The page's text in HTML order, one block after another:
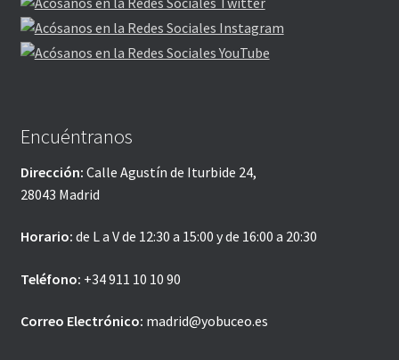
Encuéntranos
Dirección: Calle Agustín de Iturbide 24,
28043 Madrid
Horario: de L a V de 12:30 a 15:00 y de 16:00 a 20:30
Teléfono: +34 911 10 10 90
Correo Electrónico: madrid@yobuceo.es